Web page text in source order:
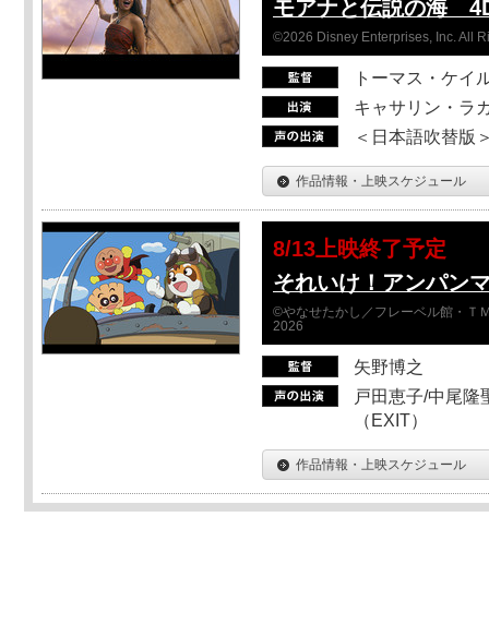
モアナと伝説の海
©2026 Disney Enterprises, Inc. All
トーマス・ケイ
キャサリン・ラ
＜日本語吹替版
作品情報・上映スケジュール
8/13上映終了予定
それいけ！アンパン
©やなせたかし／フレーベル館・Ｔ
2026
矢野博之
戸田恵子/中尾隆
（EXIT）
作品情報・上映スケジュール